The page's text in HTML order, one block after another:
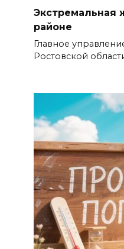
Экстремальная
районе
Главное
Ростовской